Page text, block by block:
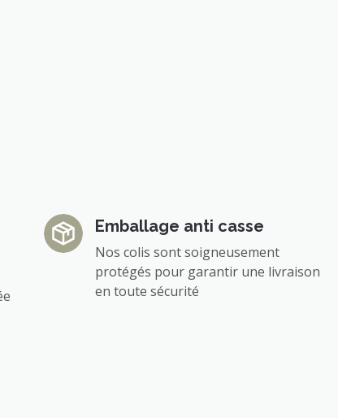
Emballage anti casse
Nos colis sont soigneusement
protégés pour garantir une livraison
en toute sécurité